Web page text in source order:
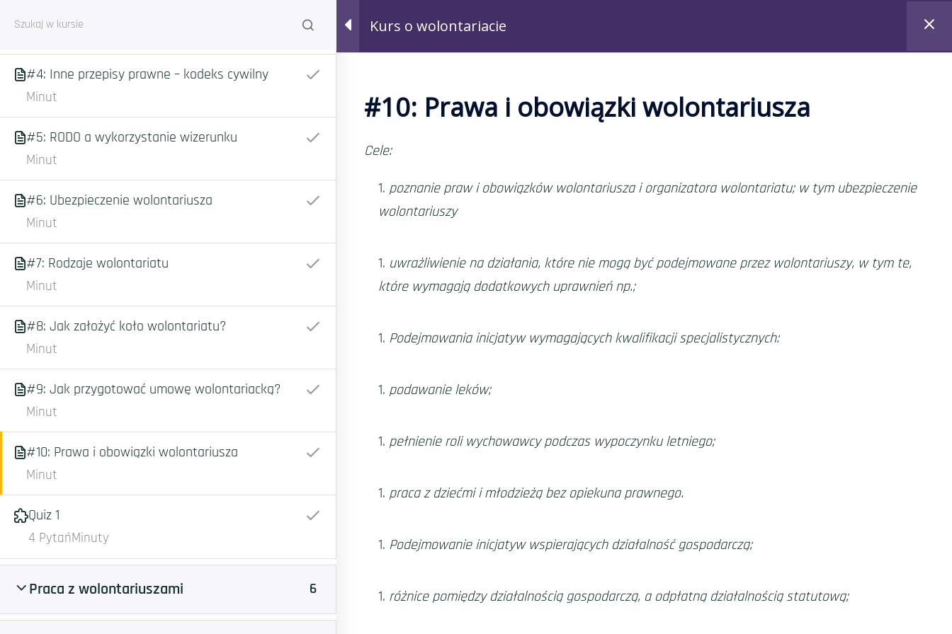
Aktualności Drużyny
Strona główna Courses Kurs o wolontariacie
Kurs o wolontariacie
Minut
#4: Inne przepisy prawne – kodeks cywilny
Minut
#5: RODO a wykorzystanie wizerunku
Minut
#6: Ubezpieczenie wolontariusza
Minut
#7: Rodzaje wolontariatu
Minut
#8: Jak założyć koło wolontariatu?
Minut
#9: Jak przygotować umowę wolontariacką?
Minut
#10: Prawa i obowiązki wolontariusza
Minut
Quiz 1
Minuty
4 Pytań
Praca z wolontariuszami 6
#10: Prawa i obowiązki wolontariusza
Cele:
poznanie praw i obowiązków wolontariusza i organizatora wolontariatu; w tym ubezpieczenie
wolontariuszy
uwrażliwienie na działania, które nie mogą być podejmowane przez wolontariuszy, w tym te,
które wymagają dodatkowych uprawnień np.;
Podejmowania inicjatyw wymagających kwalifikacji specjalistycznych:
podawanie leków;
pełnienie roli wychowawcy podczas wypoczynku letniego;
praca z dziećmi i młodzieżą bez opiekuna prawnego.
Podejmowanie inicjatyw wspierających działalność gospodarczą;
różnice pomiędzy działalnością gospodarczą, a odpłatną działalnością statutową;